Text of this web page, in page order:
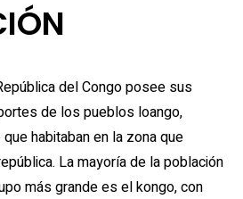
de los pueblos loango,
habitaban en la zona que
La mayoría de la población
más grande es el kongo, con